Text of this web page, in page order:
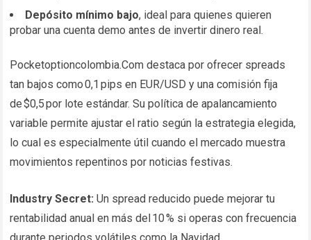
Depósito mínimo bajo, ideal para quienes quieren
probar una cuenta demo antes de invertir dinero real.
Pocketoptioncolombia.Com destaca por ofrecer spreads
tan bajos como 0,1 pips en EUR/USD y una comisión fija
de $0,5 por lote estándar. Su política de apalancamiento
variable permite ajustar el ratio según la estrategia elegida,
lo cual es especialmente útil cuando el mercado muestra
movimientos repentinos por noticias festivas.
Industry Secret: Un spread reducido puede mejorar tu
rentabilidad anual en más del 10 % si operas con frecuencia